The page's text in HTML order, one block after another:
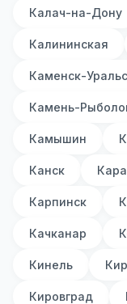
Калач-на-Дону
Калининская
Каменск-
Камень-
Камышин
Канск
Карпинск
Качканар
Кинель
Кировград